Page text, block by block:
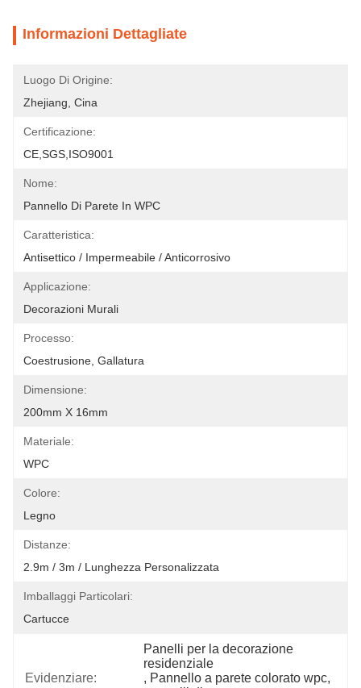
Informazioni Dettagliate
Luogo Di Origine:
Zhejiang, Cina
Certificazione:
CE,SGS,ISO9001
Nome:
Pannello Di Parete In WPC
Caratteristica:
Antisettico / Impermeabile / Anticorrosivo
Applicazione:
Decorazioni Murali
Processo:
Coestrusione, Gallatura
Dimensione:
200mm X 16mm
Materiale:
WPC
Colore:
Legno
Distanze:
2.9m / 3m / Lunghezza Personalizzata
Imballaggi Particolari:
Cartucce
Evidenziare:
Panelli per la decorazione
residenziale
, Pannello a parete colorato wpc,